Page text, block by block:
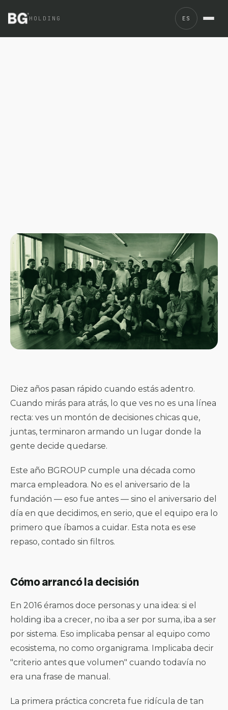
HOLDING ES
BGROUP cumple 10 años como marca empleadora en
Diez años pasan rápido cuando estás adentro.
Cuando mirás para atrás, lo que ves no es una línea
recta: ves un montón de decisiones chicas que,
juntas, terminaron armando un lugar donde la
gente decide quedarse.
Este año BGROUP cumple una década como
marca empleadora. No es el aniversario de la
fundación — eso fue antes — sino el aniversario del
día en que decidimos, en serio, que el equipo era lo
primero que íbamos a cuidar. Esta nota es ese
repaso, contado sin filtros.
Cómo arrancó la decisión
En 2016 éramos doce personas y una idea: si el
holding iba a crecer, no iba a ser por suma, iba a ser
por sistema. Eso implicaba pensar al equipo como
ecosistema, no como organigrama. Implicaba decir
"criterio antes que volumen" cuando todavía no
era una frase de manual.
La primera práctica concreta fue ridícula de tan